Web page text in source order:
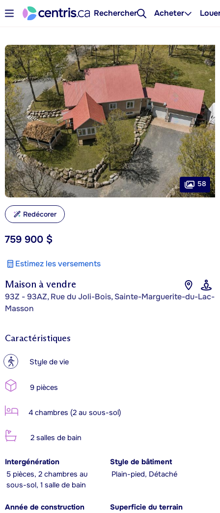
Rechercher Acheter
Maison à vendre
93Z - 93AZ, Rue du Joli-Bois, Sainte-Marguerite-du-Lac-
Masson
759 900 $
Estimez les versements
58
Redécorer
Caractéristiques
? Style de vie
9 pièces
4 chambres (2 au sous-sol)
2 salles de bain
Intergénération
5 pièces, 2 chambres au
sous-sol, 1 salle de bain
Style de bâtiment
Plain-pied, Détaché
Année de construction
Superficie du terrain